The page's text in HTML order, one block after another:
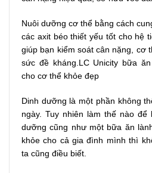
Nuôi dưỡng cơ thể bằng cách
các axit béo thiết yếu tốt cho hệ
giúp bạn kiểm soát cân nặng, cơ
sức đề kháng.LC Unicity bữa
cho cơ thể khỏe đẹp
Dinh dưỡng là một phần không
ngày. Tuy nhiên làm thế nào
dưỡng cũng như một bữa ăn
khỏe cho cả gia đình mình thì
ta cũng điều biết.